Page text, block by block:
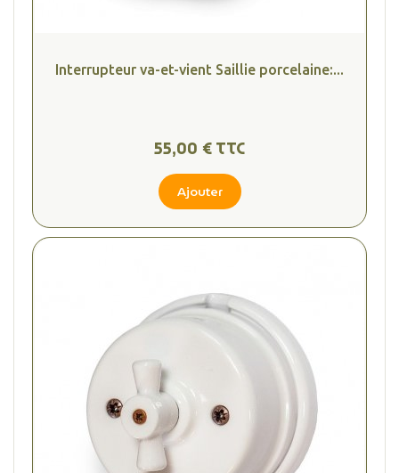
(2
Interrupteur va-et-vient Saillie porcelaine:...
55,00 € TTC
Ajouter